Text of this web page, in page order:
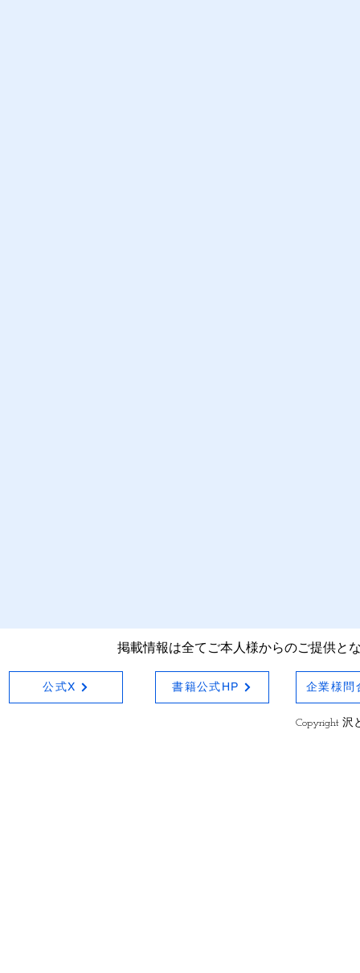
掲載情報は全てご本人様からのご提供と
公式X 書籍公式HP 企業様問
Copyright 沢